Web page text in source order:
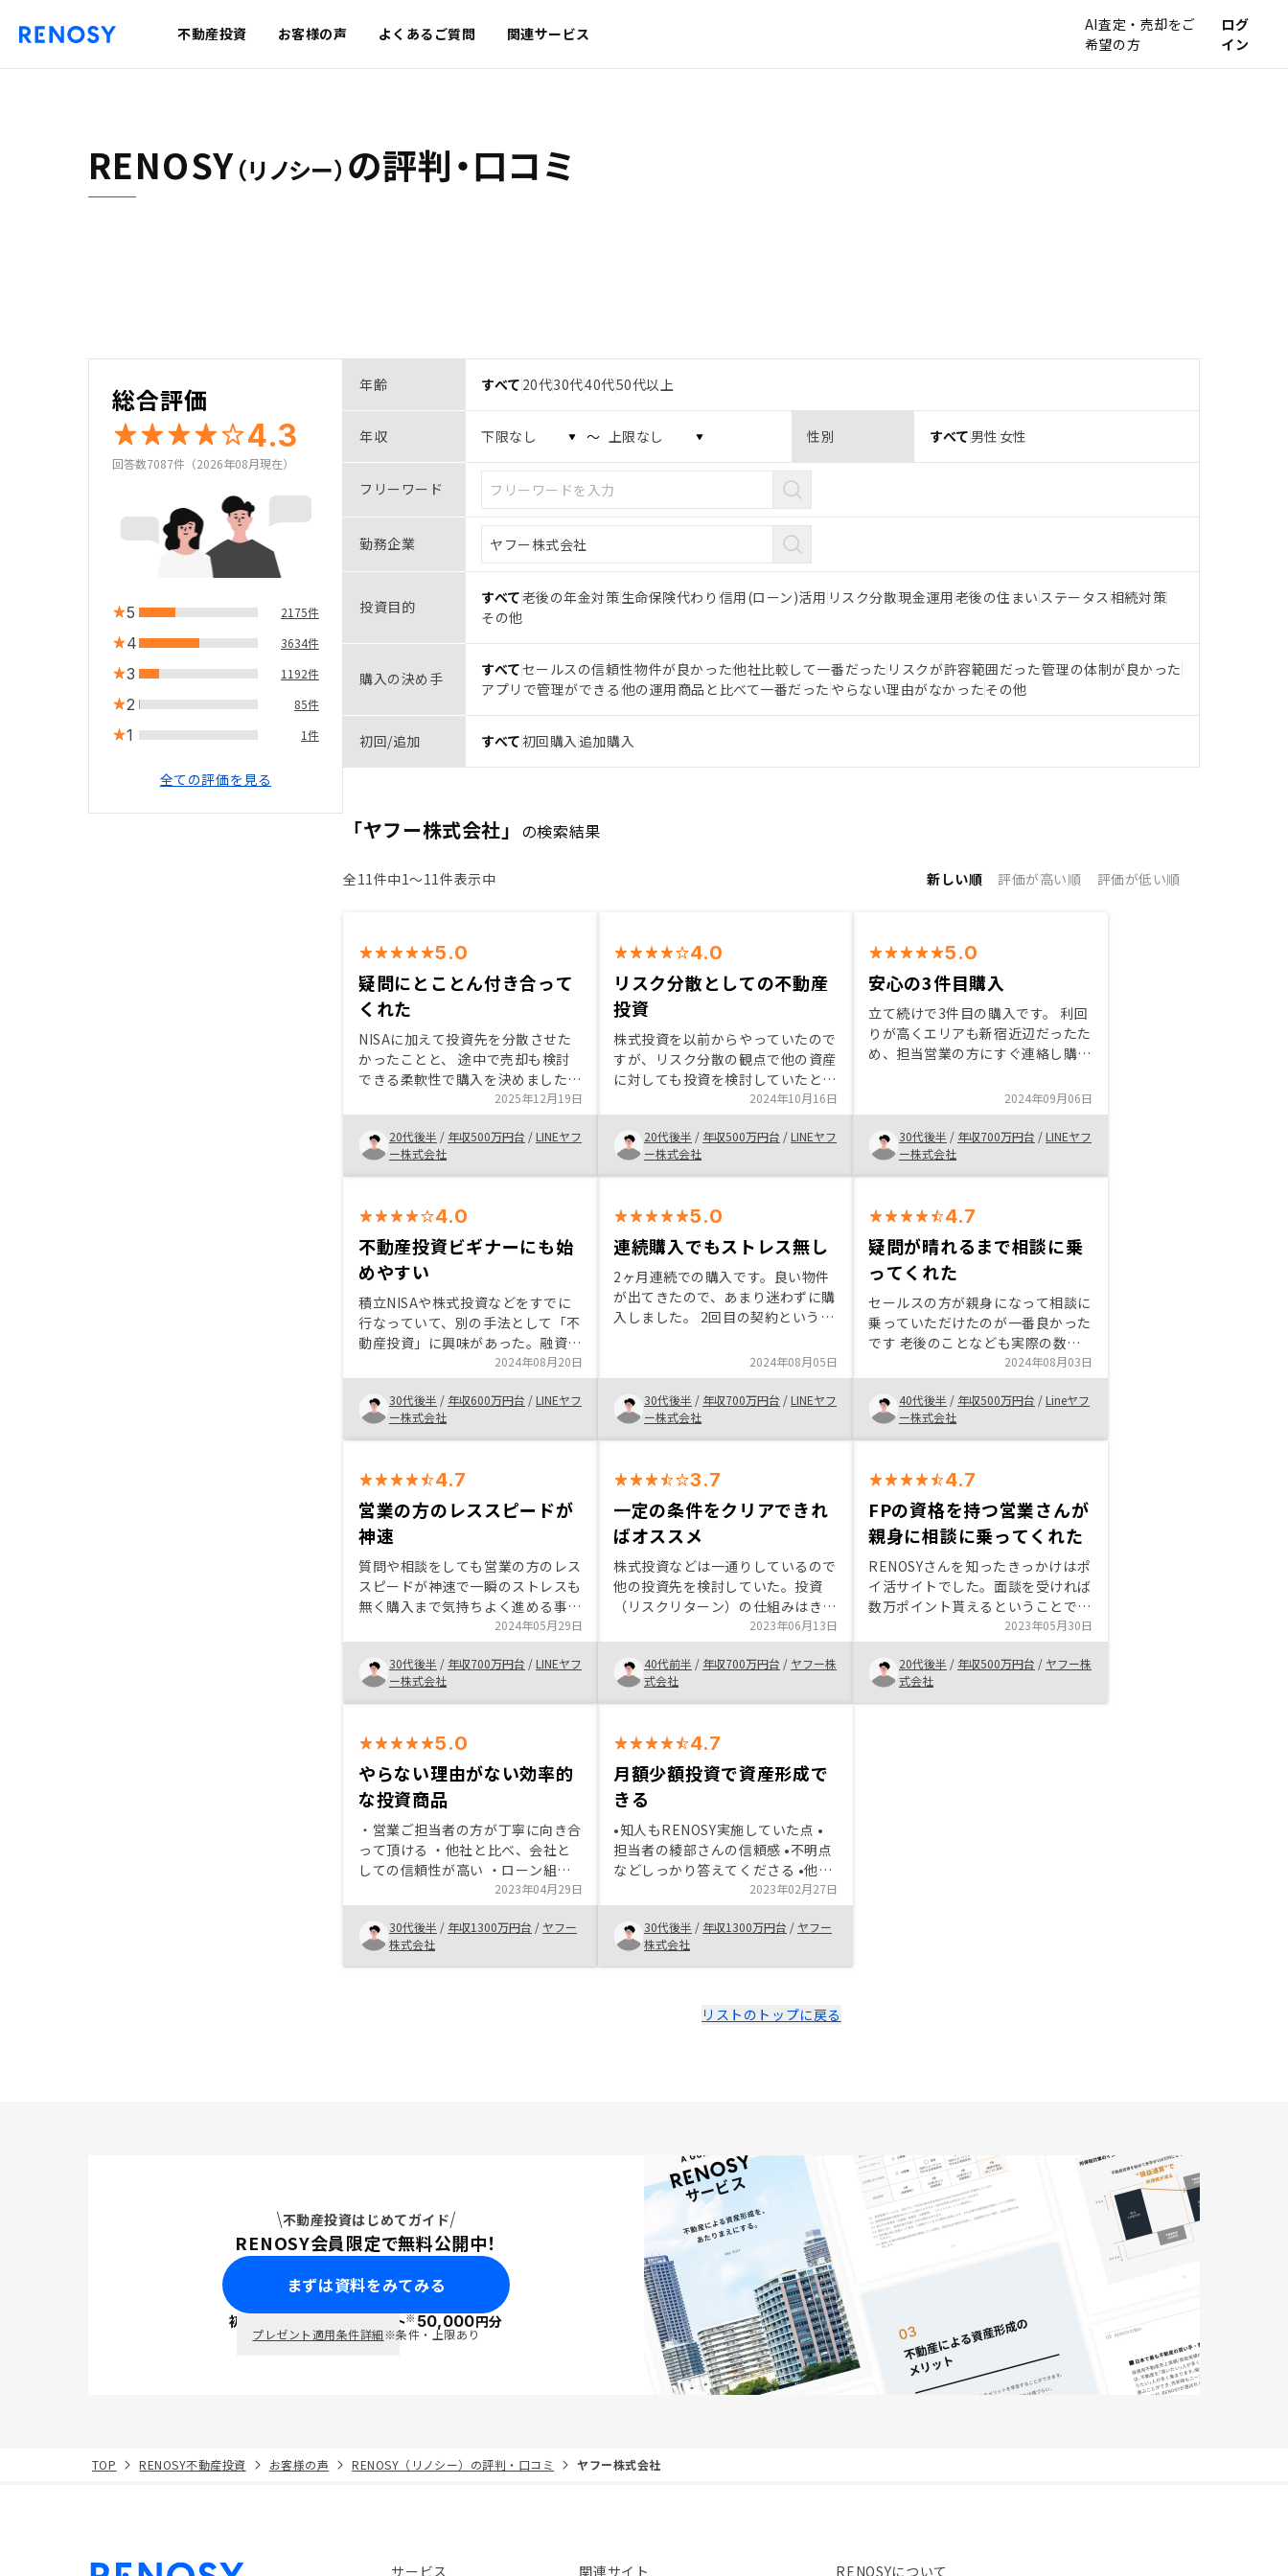
不動産投資 お客様の声 よくあるご質問 関連サービス
AI査定・売却をご
希望の方
ログ
イン
RENOSY（リノシー） の評判・口コミ
総合評価
4.3
回答数7087件（2026年08月現在）
5 2175件
4 3634件
3 1192件
2 85件
1 1件
全ての評価を見る
年齢 すべて 20代30代40代50代以上
年収 〜 性別 すべて 男性 女性
フリーワード
勤務企業
投資目的 すべて老後の年金対策生命保険代わり 信用(ローン)活用 リスク分散現金運用老後の住まい ステータス相続対策
その他
購入の決め手 すべてセールスの信頼性物件が良かった他社比較して一番だった リスクが許容範囲だった管理の体制が良かった
アプリで管理ができる 他の運用商品と比べて一番だった やらない理由がなかったその他
初回/追加 すべて初回購入 追加購入
「ヤフー株式会社」 の検索結果
全11件中1〜11件表示中 新しい順 評価が高い順 評価が低い順
5.0
疑問にとことん付き合って
くれた
NISAに加えて投資先を分散させた
かったことと、 途中で売却も検討
できる柔軟性で購入を決めました。
不動産投資初心者に対して非常に丁
寧に疑問に向き合ってくださり安心
して最終的に購入に踏み切ることが
できました。
2025年12月19日
20代後半 / 年収500万円台 /LINEヤフ
ー株式会社
4.0
リスク分散としての不動産
投資
株式投資を以前からやっていたので
すが、リスク分散の観点で他の資産
に対しても投資を検討していたとこ
ろで知人から声をかけてもらい、不
動産投資を始めることにした。 家
賃収入とローン返済や修繕積立金な
どの支出でトータル月々1万ほどの
収支赤字になるが、5-10年後に損
が高い点や、節税・保険代わりとな
る点を考えると、投資する方がメリ
ット多いと思い購入を決めた。
2024年10月16日
20代後半 / 年収500万円台 /LINEヤフ
ー株式会社
5.0
安心の3件目購入
立て続けで3件目の購入です。 利回
りが高くエリアも新宿近辺だったた
め、担当営業の方にすぐ連絡し購入
方が海外にいるにも関わらず、その
場で周辺の相場や賃貸状況のエビデ
ンスを送付いただき、お墨付きをい
ただきました。いつも即レス、即対
応に感謝いたします。 ・お気に入
履歴表示していただけると、今後の
購入検討時に過去に自分が選定した
基準が参考になるので助かります。
2024年09月06日
30代後半 / 年収700万円台 /LINEヤフ
ー株式会社
4.0
不動産投資ビギナーにも始
めやすい
積立NISAや株式投資などをすでに
行なっていて、別の手法として「不
動産投資」に興味があった。融資を
受けて運用するという点に最初はハ
ードルの高さを感じていたが、セー
ルス担当者の説明を聞いていると
（他の投資手法と同じく）許容範囲
内のリスクだったため、サービス活
む金融業に携わる友人からも、
「（RENOSYは）勢いのある会社
だ」と話を聞き、そうした企業のサ
ービスということで期待もできた。
契約までなるべく工程を濃く、短く
しているせいかRENOSY（やそれに
かかる関連サービス）、融資を行う
金融機関からの連絡や、それに伴う
資料・管理ID/パス などが入り乱れ
てしまいそうになる時が結構あっ
た。1人ひとりに合わせて、運用開
始までにどのような応答タスクがあ
う少しわかりやすく可視化してもら
えると、ビギナーにとってさらに心
強いのではないかと思う。
2024年08月20日
30代後半 / 年収600万円台 /LINEヤフ
ー株式会社
5.0
連続購入でもストレス無し
2ヶ月連続での購入です。良い物件
が出てきたので、あまり迷わずに購
入しました。 2回目の契約という事
めることができました。なお私から
の意向で、途中からのプラン変更の
要望も柔軟にかつ迅速に対応いただ
き感謝です。 他社購入も検討しま
したが、リノシーが1番DX化されて
計、かつ今後も進化していくことに
期待し再購入いたしました。
2024年08月05日
30代後半 / 年収700万円台 /LINEヤフ
ー株式会社
4.7
疑問が晴れるまで相談に乗
ってくれた
セールスの方が親身になって相談に
乗っていただけたのが一番良かった
です 老後のことなども実際の数字
を出して説明いただいたり、様々な
メリット・デメリットもセットで話
していただいたため信用することが
できました
2024年08月03日
40代後半 / 年収500万円台 /Lineヤフ
ー株式会社
4.7
営業の方のレススピードが
神速
質問や相談をしても営業の方のレス
スピードが神速で一瞬のストレスも
無く購入まで気持ちよく進める事が
ン投資は巷（Youtubeや書籍など）
ではネガティブな情報が多いのです
が、営業さんとのやりとりを行い、
自分でも納得が出来る資産形成手法
入しました。 物件価格は相場価格
より少々高いと思いますが、高い入
居率実績や役務の内容がしっかりし
ており、価格もそれに見合う価値の
為、致し方ないかと思います。 仕
事をしていても運用負荷が限りなく
少ない事から、父にも勧め親子でそ
れぞれ購入しました。 私はまだ与
信枠はありそうなので、良き物件に
出会えれば追加購入も検討していま
す。 ・ワンルームマンション投資
のネガティブ情報が多いので、市民
2024年05月29日
30代後半 / 年収700万円台 /LINEヤフ
ー株式会社
3.7
一定の条件をクリアできれ
ばオススメ
株式投資などは一通りしているので
他の投資先を検討していた。投資
（リスクリターン）の仕組みはきち
んと説明を聞けば納得できるものだ
ったのだ、まず一物件からスタート
した。投資ローンも含めて一定の資
産があるのならば、検討に値するも
のだと思う。 物件申し込みから引
とのやりとりがあるが、申し込んだ
内容（金額、ローン予定金額、返済
計画、月々のキャッシュフローな
ど）をアプリで見れるようにしても
らいたい （火災保険の金額を確認
するのに、手元にCFの資料がなか
ったために記憶を元に決めてしまっ
2023年06月13日
40代前半 / 年収700万円台 / ヤフー株
式会社
4.7
FPの資格を持つ営業さんが
親身に相談に乗ってくれた
RENOSYさんを知ったきっかけはポ
イ活サイトでした。面談を受ければ
数万ポイント貰えるということで、
話だけでも聞いてみようと思い登録
しました。面談の際、ファイナンシ
ャルプランナーの資格も持つ営業さ
んが親身に人生設計の相談に乗って
くださったのが好印象でした。尚且
2023年05月30日
20代後半 / 年収500万円台 / ヤフー株
式会社
5.0
やらない理由がない効率的
な投資商品
・営業ご担当者の方が丁寧に向き合
って頂ける ・他社と比べ、会社と
しての信頼性が高い ・ローン組め
る現状の中でやらない理由がなかっ
た ・オンライン面談で気軽にクイ
ックに相談できる ・物件が希望に
沿わない場合、何回でもご提示頂け
る 物件が一覧で見れると選択肢の
2023年04月29日
30代後半 / 年収1300万円台 / ヤフー
株式会社
4.7
月額少額投資で資産形成で
きる
•知人もRENOSY実施していた点 •
担当者の綾部さんの信頼感 •不明点
などしっかり答えてくださる •他社
と比較しても体制面しかり総合的に
上回っている •フォロー体制が会社
としてしっかりしている •web面談
など一昔前より気軽に話がきけた •
営業担当者からの紹介以外で物件閲
値引き交渉ができると嬉しい
2023年02月27日
30代後半 / 年収1300万円台 / ヤフー
株式会社
リストのトップに戻る
不動産投資はじめてガイド
RENOSY会員限定で無料公開中！
まずは資料をみてみる
初回面談で ポイント※50,000円分
プレゼント適用条件詳細※条件・上限あり
TOP RENOSY不動産投資 お客様の声 RENOSY（リノシー）の評判・口コミ ヤフー株式会社
サービス 関連サイト RENOSYについて